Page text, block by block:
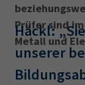
Prüfer sind
Metall und
Häckl:
unserer